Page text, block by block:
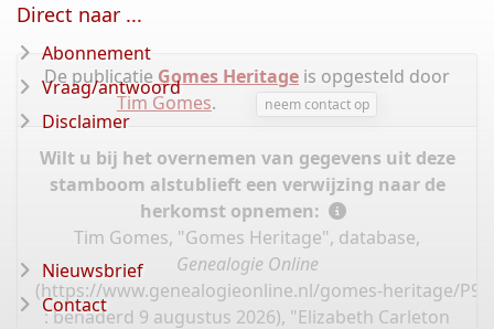
De publicatie Gomes Heritage is opgesteld door
Tim Gomes. neem contact op
Wilt u bij het overnemen van gegevens uit deze
stamboom alstublieft een verwijzing naar de
herkomst opnemen:
Tim Gomes, "Gomes Heritage", database,
Genealogie Online
(https://www.genealogieonline.nl/gomes-heritage/
: benaderd 9 augustus 2026), "Elizabeth Carleton
Direct naar ...
Abonnement
Vraag/antwoord
Disclaimer
Nieuwsbrief
Contact